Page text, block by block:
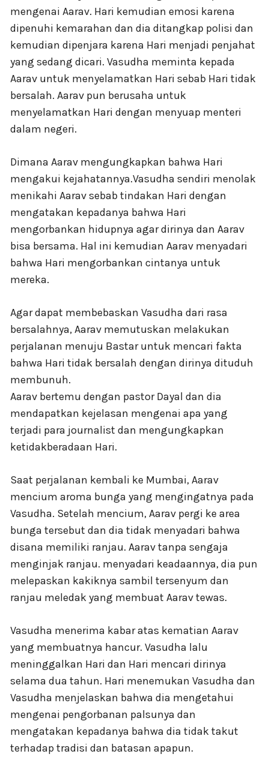
mengenai Aarav. Hari kemudian emosi karena
dipenuhi kemarahan dan dia ditangkap polisi dan
kemudian dipenjara karena Hari menjadi penjahat
yang sedang dicari. Vasudha meminta kepada
Aarav untuk menyelamatkan Hari sebab Hari tidak
bersalah. Aarav pun berusaha untuk
menyelamatkan Hari dengan menyuap menteri
dalam negeri.
Dimana Aarav mengungkapkan bahwa Hari
mengakui kejahatannya.Vasudha sendiri menolak
menikahi Aarav sebab tindakan Hari dengan
mengatakan kepadanya bahwa Hari
mengorbankan hidupnya agar dirinya dan Aarav
bisa bersama. Hal ini kemudian Aarav menyadari
bahwa Hari mengorbankan cintanya untuk
mereka.
Agar dapat membebaskan Vasudha dari rasa
bersalahnya, Aarav memutuskan melakukan
perjalanan menuju Bastar untuk mencari fakta
bahwa Hari tidak bersalah dengan dirinya dituduh
membunuh.
Aarav bertemu dengan pastor Dayal dan dia
mendapatkan kejelasan mengenai apa yang
terjadi para journalist dan mengungkapkan
ketidakberadaan Hari.
Saat perjalanan kembali ke Mumbai, Aarav
mencium aroma bunga yang mengingatnya pada
Vasudha. Setelah mencium, Aarav pergi ke area
bunga tersebut dan dia tidak menyadari bahwa
disana memiliki ranjau. Aarav tanpa sengaja
menginjak ranjau. menyadari keadaannya, dia pun
melepaskan kakiknya sambil tersenyum dan
ranjau meledak yang membuat Aarav tewas.
Vasudha menerima kabar atas kematian Aarav
yang membuatnya hancur. Vasudha lalu
meninggalkan Hari dan Hari mencari dirinya
selama dua tahun. Hari menemukan Vasudha dan
Vasudha menjelaskan bahwa dia mengetahui
mengenai pengorbanan palsunya dan
mengatakan kepadanya bahwa dia tidak takut
terhadap tradisi dan batasan apapun.